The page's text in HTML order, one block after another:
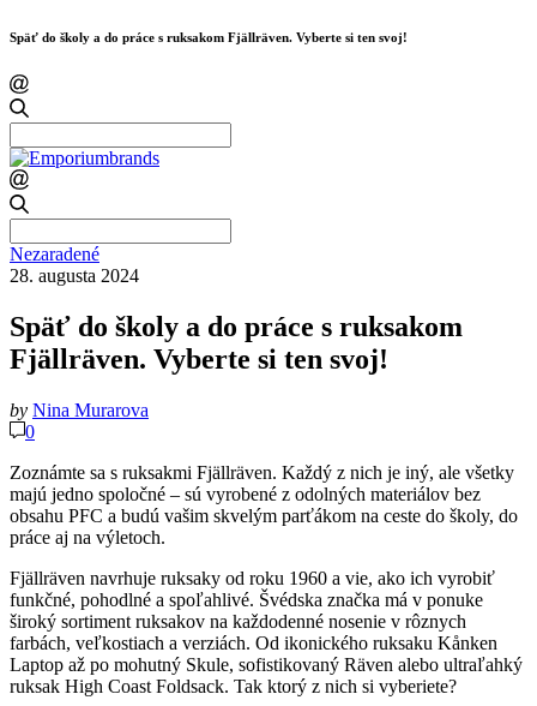
Späť do školy a do práce s ruksakom Fjällräven. Vyberte si ten svoj!
for:
for:
Nezaradené
28. augusta 2024
Späť do školy a do práce s ruksakom
Fjällräven. Vyberte si ten svoj!
by Nina Murarova
0
Zoznámte sa s ruksakmi Fjällräven. Každý z nich je iný, ale všetky
majú jedno spoločné – sú vyrobené z odolných materiálov bez
obsahu PFC a budú vašim skvelým parťákom na ceste do školy, do
práce aj na výletoch.
Fjällräven navrhuje ruksaky od roku 1960 a vie, ako ich vyrobiť
funkčné, pohodlné a spoľahlivé. Švédska značka má v ponuke
široký sortiment ruksakov na každodenné nosenie v rôznych
farbách, veľkostiach a verziách. Od ikonického ruksaku Kånken
Laptop až po mohutný Skule, sofistikovaný Räven alebo ultraľahký
ruksak High Coast Foldsack. Tak ktorý z nich si vyberiete?